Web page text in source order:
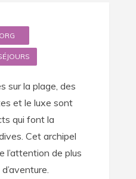
sur la plage, des
et le luxe sont
qui font la
Cet archipel
l’attention de plus